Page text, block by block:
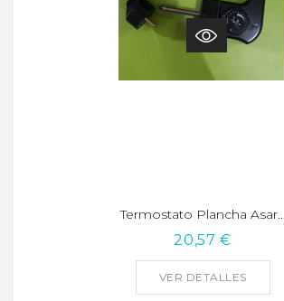
Termostato Plancha Asar...
20,57 €
VER DETALLES